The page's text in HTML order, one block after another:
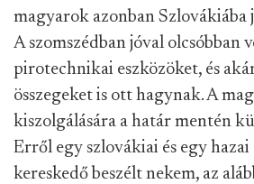
magyarok azonban Szlovákiába
A szomszédban jóval olcsóbban
pirotechnikai eszközöket, és
összegeket is ott hagynak. A
kiszolgálására a határ mentén
Erről egy szlovákiai és egy
kereskedő beszélt nekem, az